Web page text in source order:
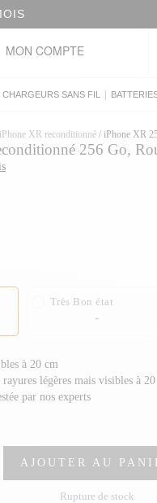
MON COMPTE
CHARGEURS SANS FIL
iPhone XR reconditionné / iPhone XR
256 Go,
Très Bon état
-
à 20 cm
légères mais visibles à
par nos experts
AJOUTER AU
Rupture de stock